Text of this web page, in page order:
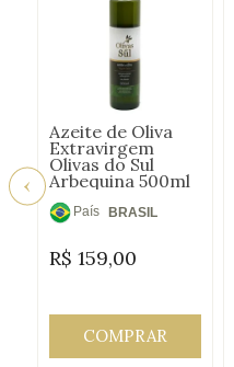
Azeite de Oliva
Extravirgem
Olivas do Sul
Arbequina 500ml
País
Origem:
BRASIL
R$ 159,00
COMPRAR